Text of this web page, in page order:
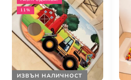
ИЗВЪН НАЛИЧНОСТ
11%